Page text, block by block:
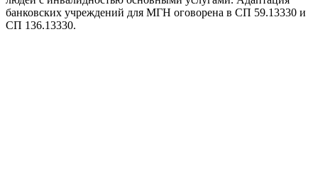
банковских учреждений для МГН оговорена в СП 59.13330 и
СП 136.13330.